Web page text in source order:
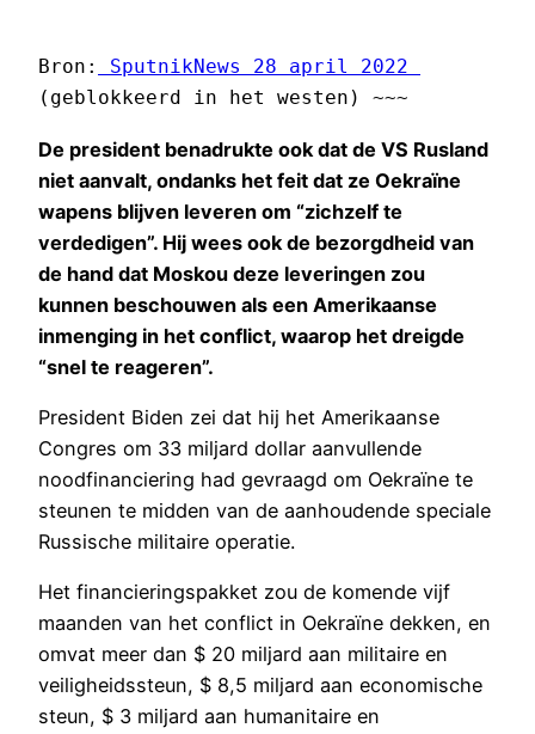
Bron:
SputnikNews 28 april 2022
(geblokkeerd in het westen) ~~~
De president benadrukte ook dat de VS Rusland
niet aanvalt, ondanks het feit dat ze Oekraïne
wapens blijven leveren om “zichzelf te
verdedigen”. Hij wees ook de bezorgdheid van
de hand dat Moskou deze leveringen zou
kunnen beschouwen als een Amerikaanse
inmenging in het conflict, waarop het dreigde
“snel te reageren”.
President Biden zei dat hij het Amerikaanse
Congres om 33 miljard dollar aanvullende
noodfinanciering had gevraagd om Oekraïne te
steunen te midden van de aanhoudende speciale
Russische militaire operatie.
Het financieringspakket zou de komende vijf
maanden van het conflict in Oekraïne dekken, en
omvat meer dan $ 20 miljard aan militaire en
veiligheidssteun, $ 8,5 miljard aan economische
steun, $ 3 miljard aan humanitaire en